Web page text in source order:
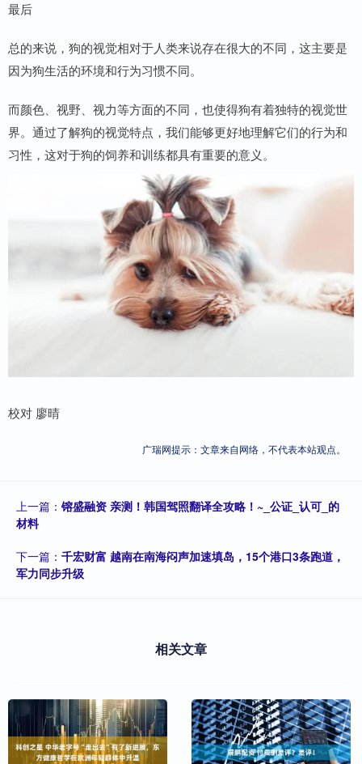
最后
总的来说，狗的视觉相对于人类来说存在很大的不同，这主要是
因为狗生活的环境和行为习惯不同。
而颜色、视野、视力等方面的不同，也使得狗有着独特的视觉世
界。通过了解狗的视觉特点，我们能够更好地理解它们的行为和
习性，这对于狗的饲养和训练都具有重要的意义。
校对 廖晴
广瑞网提示：文章来自网络，不代表本站观点。
上一篇： 镕盛融资 亲测！韩国驾照翻译全攻略！~_公证_认可_的
材料
下一篇： 千宏财富 越南在南海闷声加速填岛，15个港口3条跑道，
军力同步升级
相关文章